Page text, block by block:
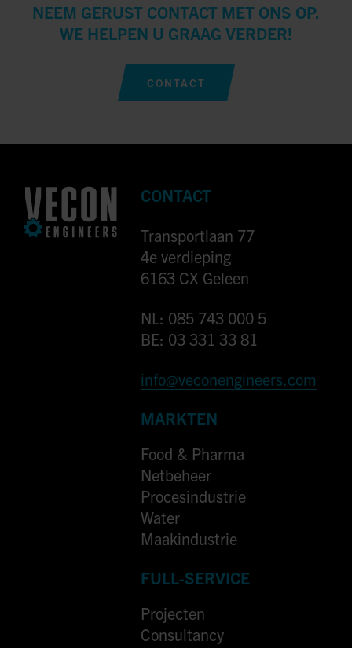
NEEM GERUST CONTACT MET ONS OP.
WE HELPEN U GRAAG VERDER!
CONTACT
CONTACT
Transportlaan 77
4e verdieping
6163 CX Geleen
NL: 085 743 000 5
BE: 03 331 33 81
info@veconengineers.com
MARKTEN
Food & Pharma
Netbeheer
Procesindustrie
Water
Maakindustrie
FULL-SERVICE
Projecten
Consultancy